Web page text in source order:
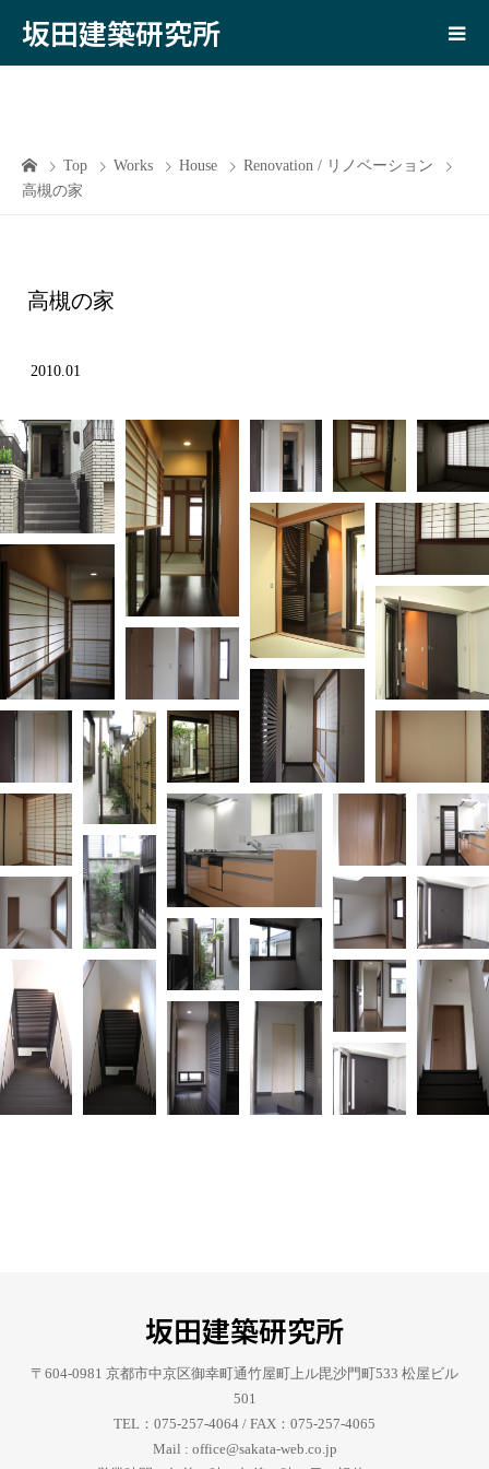
坂田建築研究所
Top Works House
Renovation / リノベーション
高槻の家
高槻の家
2010.01
坂田建築研究所
〒604-0981 京都市中京区御幸町通竹屋町上ル毘沙門町533 松屋ビル
501
TEL：075-257-4064 / FAX：075-257-4065
Mail : office@sakata-web.co.jp